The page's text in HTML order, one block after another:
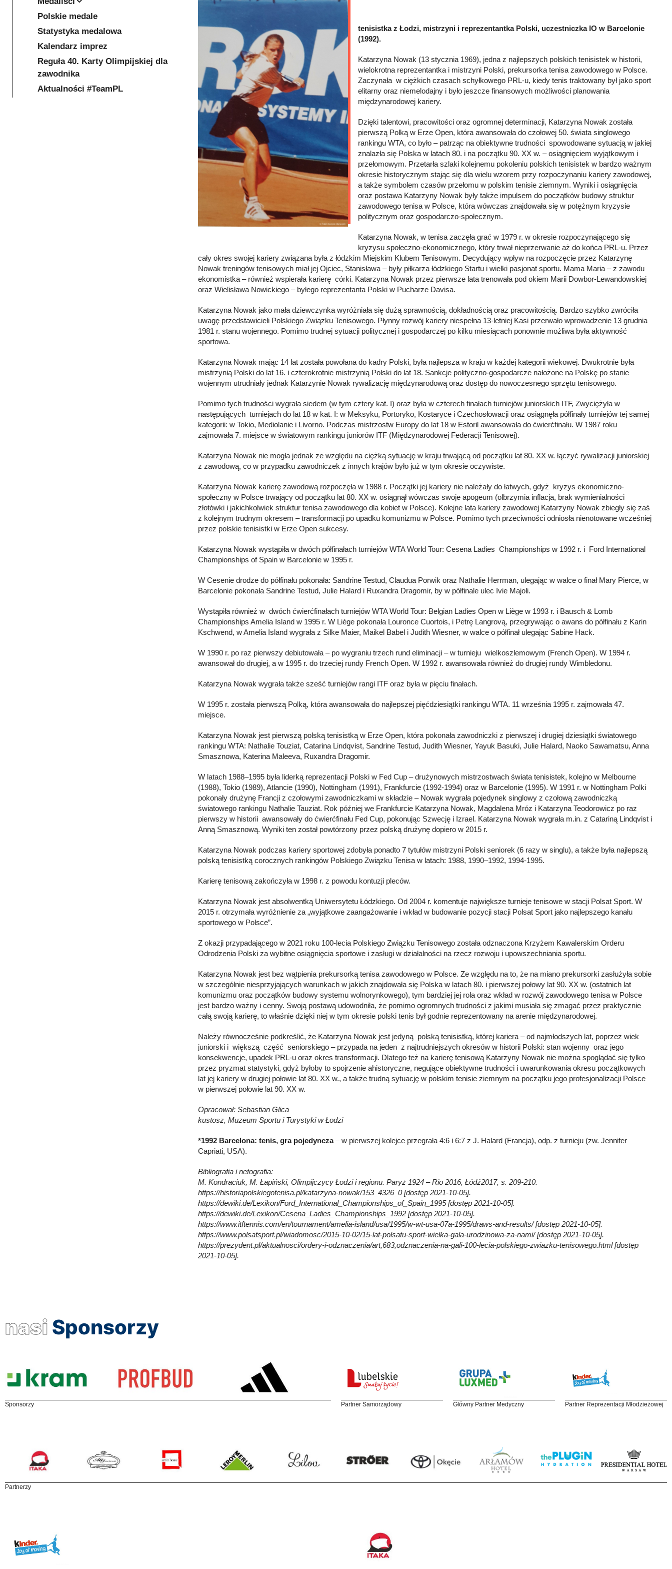
tenisistka z Łodzi, mistrzyni i reprezentantka Polski, uczestniczka IO w Barcelonie
(1992).
Katarzyna Nowak (13 stycznia 1969), jedna z najlepszych polskich tenisistek w historii,
wielokrotna reprezentantka i mistrzyni Polski, prekursorka tenisa zawodowego w Polsce.
Zaczynała w ciężkich czasach schyłkowego PRL-u, kiedy tenis traktowany był jako sport
elitarny oraz niemelodajny i było jeszcze finansowych możliwości planowania
międzynarodowej kariery.
Dzięki talentowi, pracowitości oraz ogromnej determinacji, Katarzyna Nowak została
pierwszą Polką w Erze Open, która awansowała do czołowej 50. świata singlowego
rankingu WTA, co było – patrząc na obiektywne trudności spowodowane sytuacją w jakiej
znalazła się Polska w latach 80. i na początku 90. XX w. – osiągnięciem wyjątkowym i
przełomowym. Przetarła szlaki kolejnemu pokoleniu polskich tenisistek w bardzo ważnym
okresie historycznym stając się dla wielu wzorem przy rozpoczynaniu kariery zawodowej,
a także symbolem czasów przełomu w polskim tenisie ziemnym. Wyniki i osiągnięcia
oraz postawa Katarzyny Nowak były także impulsem do początków budowy struktur
zawodowego tenisa w Polsce, która wówczas znajdowała się w potężnym kryzysie
politycznym oraz gospodarczo-społecznym.
Katarzyna Nowak, w tenisa zaczęła grać w 1979 r. w okresie rozpoczynającego się
kryzysu społeczno-ekonomicznego, który trwał nieprzerwanie aż do końca PRL-u. Przez
cały okres swojej kariery związana była z łódzkim Miejskim Klubem Tenisowym. Decydujący wpływ na rozpoczęcie przez Katarzynę
Nowak treningów tenisowych miał jej Ojciec, Stanisława – były piłkarza łódzkiego Startu i wielki pasjonat sportu. Mama Maria – z zawodu
ekonomistka – również wspierała karierę córki. Katarzyna Nowak przez pierwsze lata trenowała pod okiem Marii Dowbor-Lewandowskiej
oraz Wielisława Nowickiego – byłego reprezentanta Polski w Pucharze Davisa.
Katarzyna Nowak jako mała dziewczynka wyróżniała się dużą sprawnością, dokładnością oraz pracowitością. Bardzo szybko zwróciła
uwagę przedstawicieli Polskiego Związku Tenisowego. Płynny rozwój kariery niespełna 13-letniej Kasi przerwało wprowadzenie 13 grudnia
1981 r. stanu wojennego. Pomimo trudnej sytuacji politycznej i gospodarczej po kilku miesiącach ponownie możliwa była aktywność
sportowa.
Katarzyna Nowak mając 14 lat została powołana do kadry Polski, była najlepsza w kraju w każdej kategorii wiekowej. Dwukrotnie była
mistrzynią Polski do lat 16. i czterokrotnie mistrzynią Polski do lat 18. Sankcje polityczno-gospodarcze nałożone na Polskę po stanie
wojennym utrudniały jednak Katarzynie Nowak rywalizację międzynarodową oraz dostęp do nowoczesnego sprzętu tenisowego.
Pomimo tych trudności wygrała siedem (w tym cztery kat. I) oraz była w czterech finałach turniejów juniorskich ITF, Zwyciężyła w
następujących turniejach do lat 18 w kat. I: w Meksyku, Portoryko, Kostaryce i Czechosłowacji oraz osiągnęła półfinały turniejów tej samej
kategorii: w Tokio, Mediolanie i Livorno. Podczas mistrzostw Europy do lat 18 w Estoril awansowała do ćwierćfinału. W 1987 roku
zajmowała 7. miejsce w światowym rankingu juniorów ITF (Międzynarodowej Federacji Tenisowej).
Katarzyna Nowak nie mogła jednak ze względu na ciężką sytuację w kraju trwającą od początku lat 80. XX w. łączyć rywalizacji juniorskiej
z zawodową, co w przypadku zawodniczek z innych krajów było już w tym okresie oczywiste.
Katarzyna Nowak karierę zawodową rozpoczęła w 1988 r. Początki jej kariery nie należały do łatwych, gdyż kryzys ekonomiczno-
społeczny w Polsce trwający od początku lat 80. XX w. osiągnął wówczas swoje apogeum (olbrzymia inflacja, brak wymienialności
złotówki i jakichkolwiek struktur tenisa zawodowego dla kobiet w Polsce). Kolejne lata kariery zawodowej Katarzyny Nowak zbiegły się zaś
z kolejnym trudnym okresem – transformacji po upadku komunizmu w Polsce. Pomimo tych przeciwności odniosła nienotowane wcześniej
przez polskie tenisistki w Erze Open sukcesy.
Katarzyna Nowak wystąpiła w dwóch półfinałach turniejów WTA World Tour: Cesena Ladies Championships w 1992 r. i Ford International
Championships of Spain w Barcelonie w 1995 r.
W Cesenie drodze do półfinału pokonała: Sandrine Testud, Claudua Porwik oraz Nathalie Herrman, ulegając w walce o finał Mary Pierce, w
Barcelonie pokonała Sandrine Testud, Julie Halard i Ruxandra Dragomir, by w półfinale ulec Ivie Majoli.
Wystąpiła również w dwóch ćwierćfinałach turniejów WTA World Tour: Belgian Ladies Open w Liège w 1993 r. i Bausch & Lomb
Championships Amelia Island w 1995 r. W Liège pokonała Louronce Cuortois, i Petrę Langrovą, przegrywając o awans do półfinału z Karin
Kschwend, w Amelia Island wygrała z Silke Maier, Maikel Babel i Judith Wiesner, w walce o półfinał ulegając Sabine Hack.
W 1990 r. po raz pierwszy debiutowała – po wygraniu trzech rund eliminacji – w turnieju wielkoszlemowym (French Open). W 1994 r.
awansował do drugiej, a w 1995 r. do trzeciej rundy French Open. W 1992 r. awansowała również do drugiej rundy Wimbledonu.
Katarzyna Nowak wygrała także sześć turniejów rangi ITF oraz była w pięciu finałach.
W 1995 r. została pierwszą Polką, która awansowała do najlepszej pięćdziesiątki rankingu WTA. 11 września 1995 r. zajmowała 47.
miejsce.
Katarzyna Nowak jest pierwszą polską tenisistką w Erze Open, która pokonała zawodniczki z pierwszej i drugiej dziesiątki światowego
rankingu WTA: Nathalie Touziat, Catarina Lindqvist, Sandrine Testud, Judith Wiesner, Yayuk Basuki, Julie Halard, Naoko Sawamatsu, Anna
Smasznowa, Katerina Maleeva, Ruxandra Dragomir.
W latach 1988–1995 była liderką reprezentacji Polski w Fed Cup – drużynowych mistrzostwach świata tenisistek, kolejno w Melbourne
(1988), Tokio (1989), Atlancie (1990), Nottingham (1991), Frankfurcie (1992-1994) oraz w Barcelonie (1995). W 1991 r. w Nottingham Polki
pokonały drużynę Francji z czołowymi zawodniczkami w składzie – Nowak wygrała pojedynek singlowy z czołową zawodniczką
światowego rankingu Nathalie Tauziat. Rok później we Frankfurcie Katarzyna Nowak, Magdalena Mróz i Katarzyna Teodorowicz po raz
pierwszy w historii awansowały do ćwierćfinału Fed Cup, pokonując Szwecję i Izrael. Katarzyna Nowak wygrała m.in. z Catariną Lindqvist i
Anną Smasznową. Wyniki ten został powtórzony przez polską drużynę dopiero w 2015 r.
Katarzyna Nowak podczas kariery sportowej zdobyła ponadto 7 tytułów mistrzyni Polski seniorek (6 razy w singlu), a także była najlepszą
polską tenisistką corocznych rankingów Polskiego Związku Tenisa w latach: 1988, 1990–1992, 1994-1995.
Karierę tenisową zakończyła w 1998 r. z powodu kontuzji pleców.
Katarzyna Nowak jest absolwentką Uniwersytetu Łódzkiego. Od 2004 r. komentuje największe turnieje tenisowe w stacji Polsat Sport. W
2015 r. otrzymała wyróżnienie za „wyjątkowe zaangażowanie i wkład w budowanie pozycji stacji Polsat Sport jako najlepszego kanału
sportowego w Polsce”.
Z okazji przypadającego w 2021 roku 100-lecia Polskiego Związku Tenisowego została odznaczona Krzyżem Kawalerskim Orderu
Odrodzenia Polski za wybitne osiągnięcia sportowe i zasługi w działalności na rzecz rozwoju i upowszechniania sportu.
Katarzyna Nowak jest bez wątpienia prekursorką tenisa zawodowego w Polsce. Ze względu na to, że na miano prekursorki zasłużyła sobie
w szczególnie niesprzyjających warunkach w jakich znajdowała się Polska w latach 80. i pierwszej połowy lat 90. XX w. (ostatnich lat
komunizmu oraz początków budowy systemu wolnorynkowego), tym bardziej jej rola oraz wkład w rozwój zawodowego tenisa w Polsce
jest bardzo ważny i cenny. Swoją postawą udowodniła, że pomimo ogromnych trudności z jakimi musiała się zmagać przez praktycznie
całą swoją karierę, to właśnie dzięki niej w tym okresie polski tenis był godnie reprezentowany na arenie międzynarodowej.
Należy równocześnie podkreślić, że Katarzyna Nowak jest jedyną polską tenisistką, której kariera – od najmłodszych lat, poprzez wiek
juniorski i większą część seniorskiego – przypada na jeden z najtrudniejszych okresów w historii Polski: stan wojenny oraz jego
konsekwencje, upadek PRL-u oraz okres transformacji. Dlatego też na karierę tenisową Katarzyny Nowak nie można spoglądać się tylko
przez pryzmat statystyki, gdyż byłoby to spojrzenie ahistoryczne, negujące obiektywne trudności i uwarunkowania okresu początkowych
lat jej kariery w drugiej połowie lat 80. XX w., a także trudną sytuację w polskim tenisie ziemnym na początku jego profesjonalizacji Polsce
w pierwszej połowie lat 90. XX w.
Opracował: Sebastian Glica
kustosz, Muzeum Sportu i Turystyki w Łodzi
*1992 Barcelona: tenis, gra pojedyncza– w pierwszej kolejce przegrała 4:6 i 6:7 z J. Halard (Francja), odp. z turnieju (zw. Jennifer
Capriati, USA).
Bibliografia i netografia:
M. Kondraciuk, M. Łapiński, Olimpijczycy Łodzi i regionu. Paryż 1924 – Rio 2016, Łódź2017, s. 209-210.
https://historiapolskiegotenisa.pl/katarzyna-nowak/153_4326_0 [dostęp 2021-10-05].
https://dewiki.de/Lexikon/Ford_International_Championships_of_Spain_1995 [dostęp 2021-10-05].
https://dewiki.de/Lexikon/Cesena_Ladies_Championships_1992 [dostęp 2021-10-05].
https://www.itftennis.com/en/tournament/amelia-island/usa/1995/w-wt-usa-07a-1995/draws-and-results/ [dostęp 2021-10-05].
https://www.polsatsport.pl/wiadomosc/2015-10-02/15-lat-polsatu-sport-wielka-gala-urodzinowa-za-nami/ [dostęp 2021-10-05].
https://prezydent.pl/aktualnosci/ordery-i-odznaczenia/art,683,odznaczenia-na-gali-100-lecia-polskiego-zwiazku-tenisowego.html [dostęp
2021-10-05].
Polskie medale
Statystyka medalowa
Kalendarz imprez
Reguła 40. Karty Olimpijskiej dla
zawodnika
Aktualności #TeamPL
nasi Sponsorzy
Sponsorzy Partner Samorządowy Główny Partner Medyczny Partner Reprezentacji Młodzieżowej
Partnerzy